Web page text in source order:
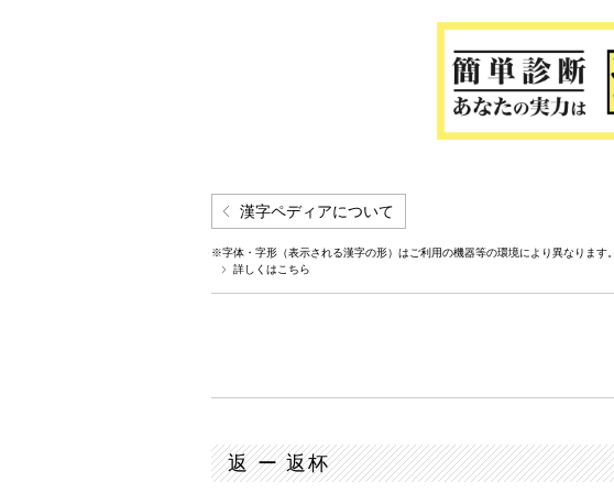
漢字ペディアについて
※字体・字形（表示される漢字の形）はご利用の機器等の環境により異なります。
詳しくはこちら
返 ー 返杯